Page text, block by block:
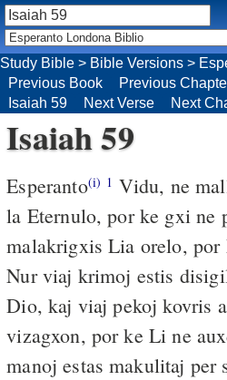
Study Bible > Bible Versions >
Previous Book
Previous
Isaiah 59
Next Verse Next
Isaiah 59
Esperanto(i) 1 Vidu, ne
la Eternulo, por ke gxi ne
malakrigxis Lia orelo,
Nur viaj krimoj estis
Dio, kaj viaj pekoj kovris
vizagxon, por ke Li ne
manoj estas makulitaj per